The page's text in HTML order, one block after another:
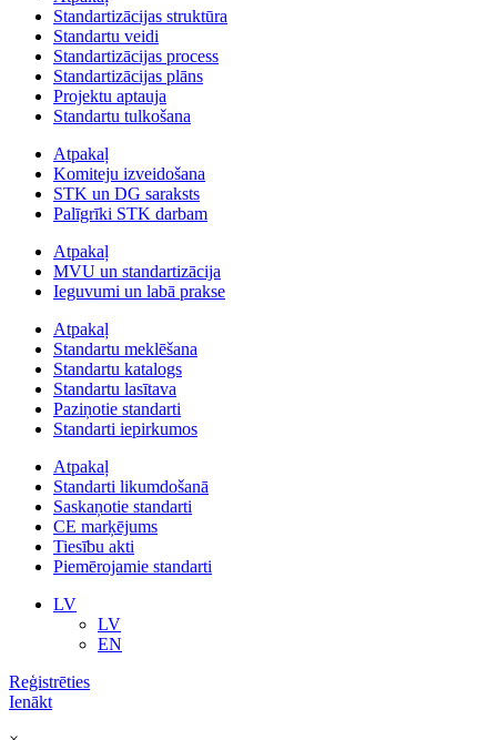
Standartizācijas struktūra
Standartu veidi
Standartizācijas process
Standartizācijas plāns
Projektu aptauja
Standartu tulkošana
Atpakaļ
Komiteju izveidošana
STK un DG saraksts
Palīgrīki STK darbam
Atpakaļ
MVU un standartizācija
Ieguvumi un labā prakse
Atpakaļ
Standartu meklēšana
Standartu katalogs
Standartu lasītava
Paziņotie standarti
Standarti iepirkumos
Atpakaļ
Standarti likumdošanā
Saskaņotie standarti
CE marķējums
Tiesību akti
Piemērojamie standarti
LV
LV
EN
Reģistrēties
Ienākt